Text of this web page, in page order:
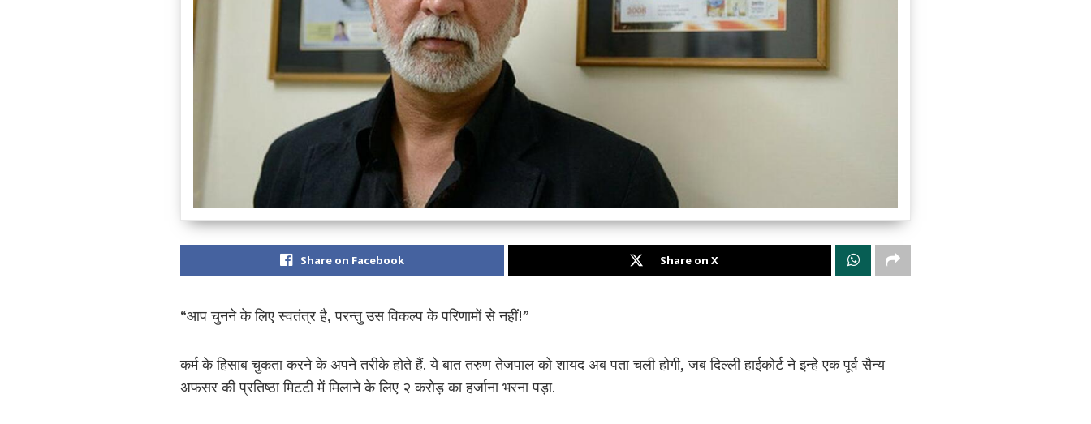
Share on Facebook Share on X
“आप चुनने के लिए स्वतंत्र है, परन्तु उस विकल्प के परिणामों से नहीं!”
कर्म के हिसाब चुकता करने के अपने तरीके होते हैं. ये बात तरुण तेजपाल को शायद अब पता चली होगी, जब दिल्ली हाईकोर्ट ने इन्हे एक पूर्व सैन्य
अफसर की प्रतिष्ठा मिटटी में मिलाने के लिए २ करोड़ का हर्जाना भरना पड़ा.